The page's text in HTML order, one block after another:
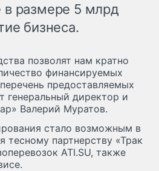
в размере 5 млрд
бизнеса.
позволят нам кратно
финансируемых
предоставляемых
генеральный директор и
Валерий Муратов.
стало возможным в
тесному партнерству «Трак
ATI.SU, также